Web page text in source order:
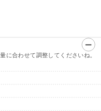
に合わせて調整してくださいね。